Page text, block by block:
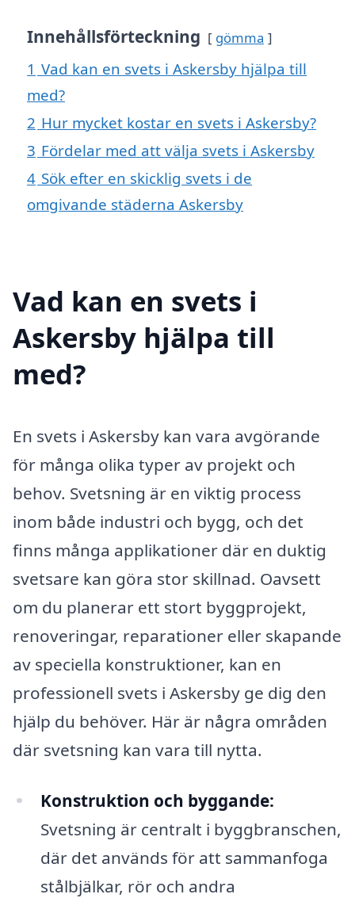
Innehållsförteckning gömma
1 Vad kan en svets i Askersby hjälpa till
med?
2 Hur mycket kostar en svets i Askersby?
3 Fördelar med att välja svets i Askersby
4 Sök efter en skicklig svets i de
omgivande städerna Askersby
Vad kan en svets i
Askersby hjälpa till
med?
En svets i Askersby kan vara avgörande
för många olika typer av projekt och
behov. Svetsning är en viktig process
inom både industri och bygg, och det
finns många applikationer där en duktig
svetsare kan göra stor skillnad. Oavsett
om du planerar ett stort byggprojekt,
renoveringar, reparationer eller skapande
av speciella konstruktioner, kan en
professionell svets i Askersby ge dig den
hjälp du behöver. Här är några områden
där svetsning kan vara till nytta.
Konstruktion och byggande:
Svetsning är centralt i byggbranschen,
där det används för att sammanfoga
stålbjälkar, rör och andra